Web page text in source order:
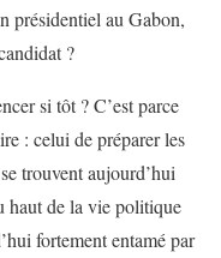
présidentiel au Gabon,
?
si tôt ? C’est parce
: celui de préparer les
trouvent aujourd’hui
haut de la vie politique
fortement entamé par